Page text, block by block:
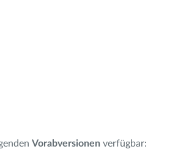
Vorabversionen verfügbar: